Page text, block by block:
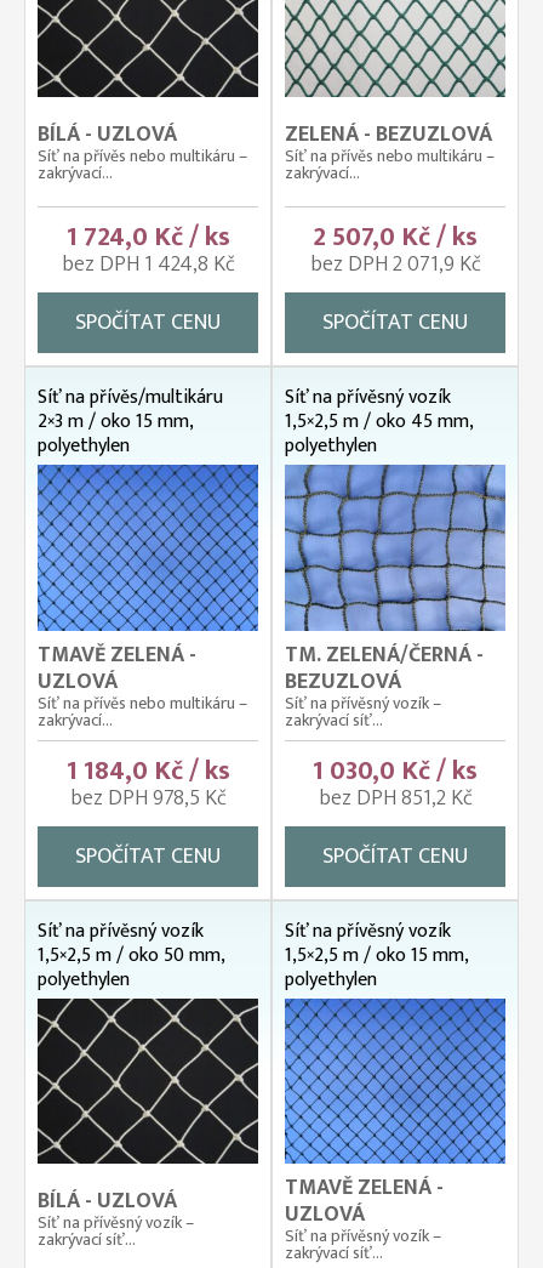
BÍLÁ - UZLOVÁ
Síť na přívěs nebo multikáru –
zakrývací...
1 724,0 Kč / ks
bez DPH 1 424,8 Kč
SPOČÍTAT CENU
ZELENÁ - BEZUZLOVÁ
Síť na přívěs nebo multikáru –
zakrývací...
2 507,0 Kč / ks
bez DPH 2 071,9 Kč
SPOČÍTAT CENU
Síť na přívěs/multikáru
2×3 m / oko 15 mm,
polyethylen
TMAVĚ ZELENÁ -
UZLOVÁ
Síť na přívěs nebo multikáru –
zakrývací...
1 184,0 Kč / ks
bez DPH 978,5 Kč
SPOČÍTAT CENU
Síť na přívěsný vozík
1,5×2,5 m / oko 45 mm,
polyethylen
TM. ZELENÁ/ČERNÁ -
BEZUZLOVÁ
Síť na přívěsný vozík –
zakrývací síť...
1 030,0 Kč / ks
bez DPH 851,2 Kč
SPOČÍTAT CENU
Síť na přívěsný vozík
1,5×2,5 m / oko 50 mm,
polyethylen
BÍLÁ - UZLOVÁ
Síť na přívěsný vozík –
zakrývací síť...
Síť na přívěsný vozík
1,5×2,5 m / oko 15 mm,
polyethylen
TMAVĚ ZELENÁ -
UZLOVÁ
Síť na přívěsný vozík –
zakrývací síť...